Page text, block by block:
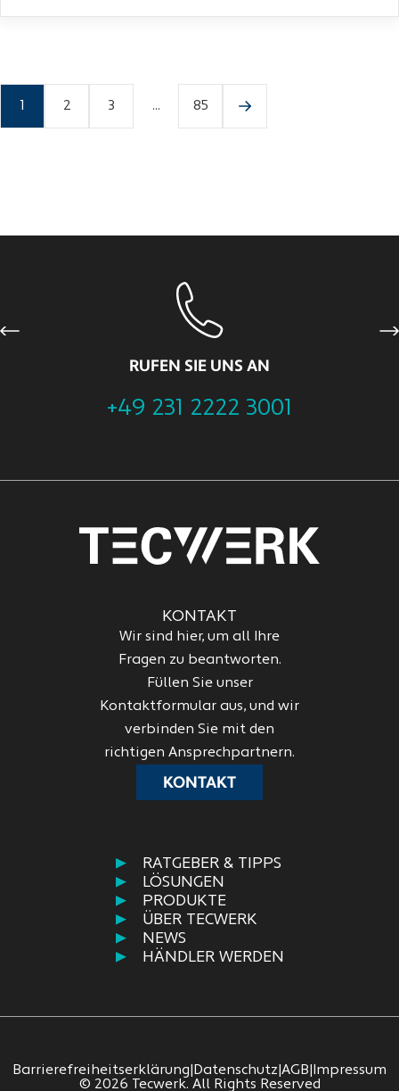
2 3 ... 85
RUFEN SIE UNS AN
+49 231 2222 3001
Previous
RATGEBER & TIPPS
LÖSUNGEN
PRODUKTE
ÜBER TECWERK
NEWS
HÄNDLER WERDEN
KONTAKT
Wir sind hier, um all Ihre
Fragen zu beantworten.
Füllen Sie unser
Kontaktformular aus, und wir
verbinden Sie mit den
richtigen Ansprechpartnern.
KONTAKT
Barrierefreiheitserklärung Datenschutz AGB
Impressum
© 2026 Tecwerk. All Rights Reserved